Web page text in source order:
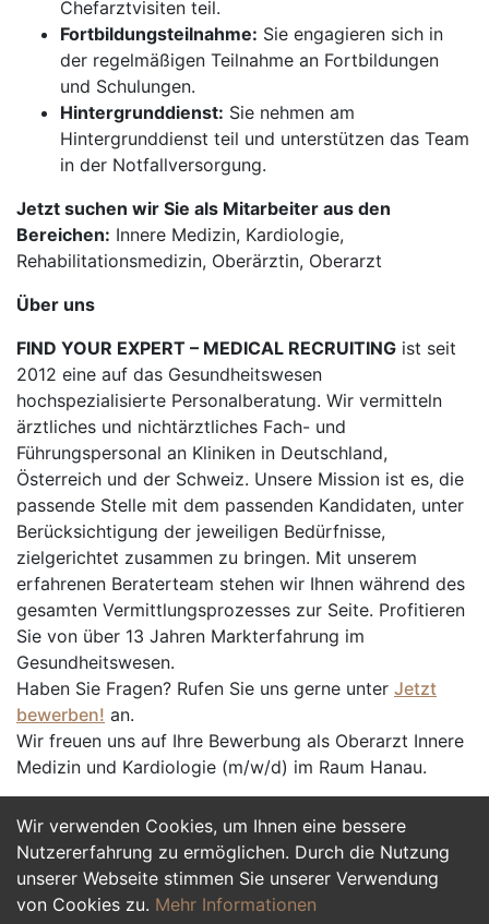
Wir verwenden Cookies, um Ihnen eine bessere
Nutzererfahrung zu ermöglichen. Durch die Nutzung
unserer Webseite stimmen Sie unserer Verwendung
von Cookies zu. Mehr Informationen
Chefarztvisiten teil.
Fortbildungsteilnahme: Sie engagieren sich in
der regelmäßigen Teilnahme an Fortbildungen
und Schulungen.
Hintergrunddienst: Sie nehmen am
Hintergrunddienst teil und unterstützen das Team
in der Notfallversorgung.
Jetzt suchen wir Sie als Mitarbeiter aus den
Bereichen: Innere Medizin, Kardiologie,
Rehabilitationsmedizin, Oberärztin, Oberarzt
Über uns
FIND YOUR EXPERT – MEDICAL RECRUITING ist seit
2012 eine auf das Gesundheitswesen
hochspezialisierte Personalberatung. Wir vermitteln
ärztliches und nichtärztliches Fach- und
Führungspersonal an Kliniken in Deutschland,
Österreich und der Schweiz. Unsere Mission ist es, die
passende Stelle mit dem passenden Kandidaten, unter
Berücksichtigung der jeweiligen Bedürfnisse,
zielgerichtet zusammen zu bringen. Mit unserem
erfahrenen Beraterteam stehen wir Ihnen während des
gesamten Vermittlungsprozesses zur Seite. Profitieren
Sie von über 13 Jahren Markterfahrung im
Gesundheitswesen.
Haben Sie Fragen? Rufen Sie uns gerne unter Jetzt
bewerben! an.
Wir freuen uns auf Ihre Bewerbung als Oberarzt Innere
Medizin und Kardiologie (m/w/d) im Raum Hanau.
Jetzt Bewerben